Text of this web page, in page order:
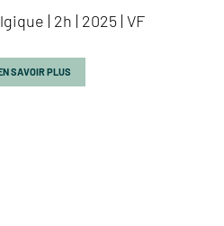
| 2h | 2025 | VF
SAVOIR PLUS